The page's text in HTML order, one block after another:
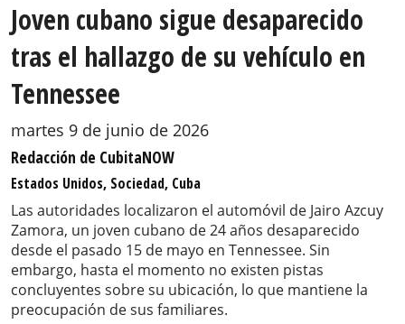
Joven cubano sigue desaparecido
tras el hallazgo de su vehículo en
Tennessee
martes 9 de junio de 2026
Redacción de CubitaNOW
Estados Unidos, Sociedad, Cuba
Las autoridades localizaron el automóvil de Jairo Azcuy
Zamora, un joven cubano de 24 años desaparecido
desde el pasado 15 de mayo en Tennessee. Sin
embargo, hasta el momento no existen pistas
concluyentes sobre su ubicación, lo que mantiene la
preocupación de sus familiares.